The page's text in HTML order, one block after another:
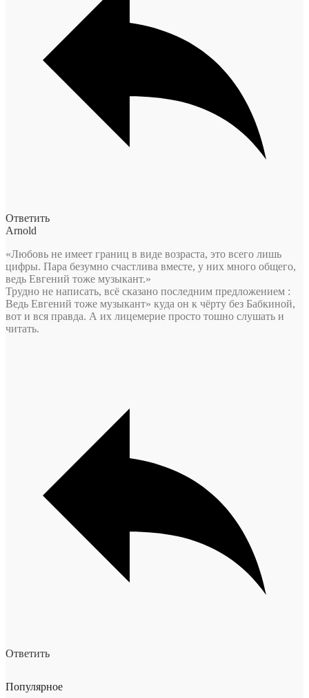
Ответить
Arnold
«Любовь не имеет границ в виде возраста, это всего лишь
цифры. Пара безумно счастлива вместе, у них много общего,
ведь Евгений тоже музыкант.»
Трудно не написать, всё сказано последним предложением :
Ведь Евгений тоже музыкант» куда он к чёрту без Бабкиной,
вот и вся правда. А их лицемерие просто тошно слушать и
читать.
Ответить
Популярное